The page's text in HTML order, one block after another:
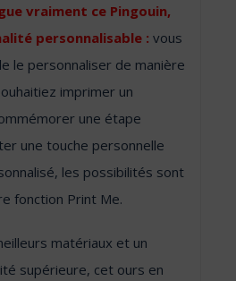
vraiment ce Pingouin,
personnalisable : vous
le personnaliser de manière
imprimer un
une étape
une touche personnelle
les possibilités sont
fonction Print Me.
matériaux et un
supérieure, cet ours en